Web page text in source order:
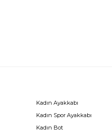
Kadın Ayakkabı
Kadın Spor Ayakkabı
Kadın Bot